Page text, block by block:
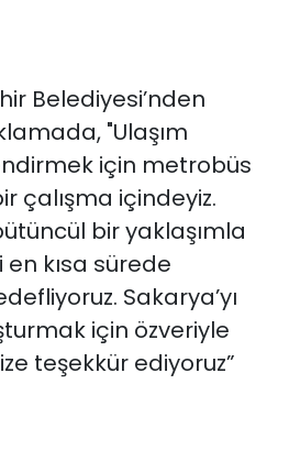
Belediyesi’nden
"Ulaşım
için metrobüs
çalışma içindeyiz.
bir yaklaşımla
kısa sürede
Sakarya’yı
için özveriyle
teşekkür ediyoruz”